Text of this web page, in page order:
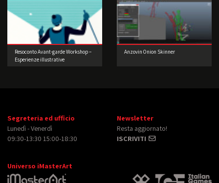
Resoconto Avant-garde Workshop –
Esperienze illustrative
Anzovin Onion Skinner
Segreteria ed ufficio
Lunedì - Venerdì
09:30-13:30 15:00-18:30
Newsletter
Resta aggiornato!
ISCRIVITI
Universo iMasterArt